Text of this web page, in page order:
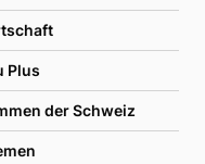
Plus
der Schweiz